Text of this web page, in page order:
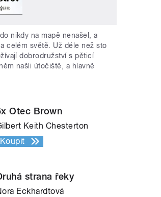
nikdy na mapě nenašel, a
celém světě. Už déle než sto
dobrodružství s pěticí
našli útočiště, a hlavně
Otec Brown
Keith Chesterton
Koupit
strana řeky
Eckhardtová